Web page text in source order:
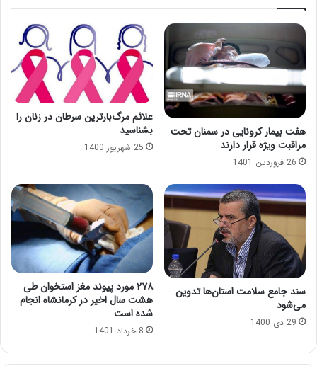
هفت بیمار کرونایی در سمنان تحت
مراقبت ویژه قرار دارند
26 فروردین 1401
علائم مرگ‌بارترین سرطان در زنان را
بشناسید
25 شهریور 1400
سند جامع سلامت استان‌ها تدوین
می‌شود
29 دی 1400
۲۷۸ مورد پیوند مغز استخوان طی
هشت سال اخیر در کرمانشاه انجام
شده است
8 خرداد 1401